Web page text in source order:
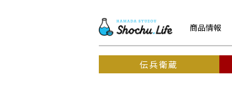
商品情報
伝兵衛蔵